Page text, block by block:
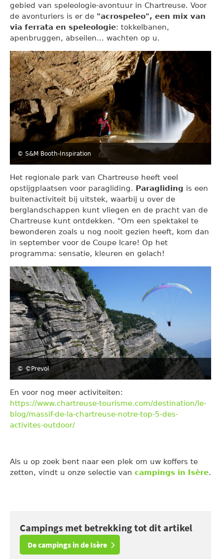
gebied van speleologie-avontuur in Chartreuse. Voor
de avonturiers is er de "acrospeleo", een mix van
via ferrata en speleologie: tokkelbanen,
apenbruggen, abseilen... wachten op u.
© S&M Booth-Inspiration
Het regionale park van Chartreuse heeft veel
opstijgplaatsen voor paragliding. Paragliding is een
buitenactiviteit bij uitstek, waarbij u over de
berglandschappen kunt vliegen en de pracht van de
Chartreuse kunt ontdekken. "Om een spektakel te
bewonderen zoals u nog nooit gezien heeft, kom dan
in september voor de Coupe Icare! Op het
programma: sensatie, kleuren en gelach!
© ©Prevol
En voor nog meer activiteiten:
https://www.chartreuse-tourisme.com/destination/le-
blog/massif-de-la-chartreuse-notre-top-5-des-
activites-outdoor/
Als u op zoek bent naar een plek om uw koffers te
zetten, vindt u onze selectie van campings in Isère.
Campings met betrekking tot dit artikel
De campings in de Isère